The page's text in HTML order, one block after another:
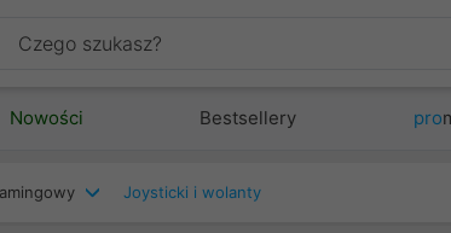
Nowości Bestsellery pro
Joysticki i wolanty